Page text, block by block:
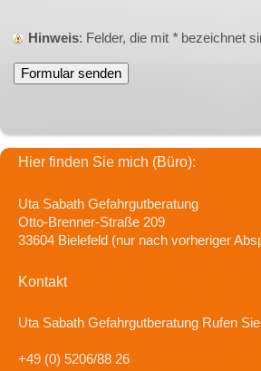
Hinweis : Felder, die mit * bezeichnet
Hier finden Sie mich (Büro):
Uta Sabath Gefahrgutberatung
Otto-Brenner-Straße 209
33604 Bielefeld (nur nach vorheriger
Kontakt
Uta Sabath Gefahrgutberatung Rufen
+49 (0) 5206/88 26